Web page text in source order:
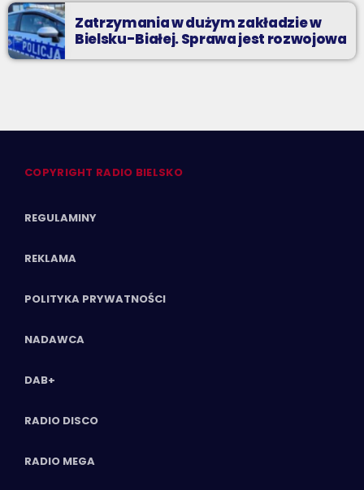
Zatrzymania w dużym zakładzie w
Bielsku-Białej. Sprawa jest rozwojowa
COPYRIGHT RADIO BIELSKO
REGULAMINY
REKLAMA
POLITYKA PRYWATNOŚCI
NADAWCA
DAB+
RADIO DISCO
RADIO MEGA